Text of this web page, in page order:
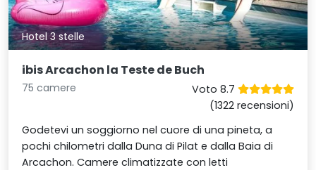
Hotel 3 stelle
ibis Arcachon la Teste de Buch
75 camere
Voto 8.7
(1322 recensioni)
Godetevi un soggiorno nel cuore di una pineta, a
pochi chilometri dalla Duna di Pilat e dalla Baia di
Arcachon. Camere climatizzate con letti